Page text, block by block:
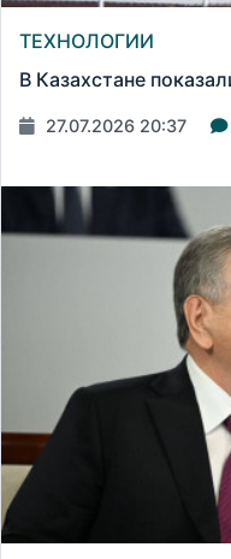
ТЕХНОЛОГИИ
В Казахстане
27.07.2026 20:37